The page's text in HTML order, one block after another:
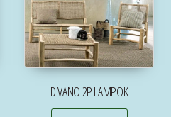
DIVANO 2P LAMPOK